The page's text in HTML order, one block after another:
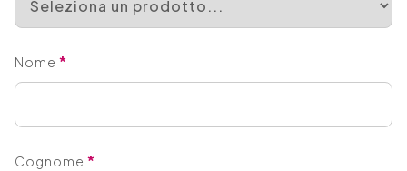
Nome *
Cognome *